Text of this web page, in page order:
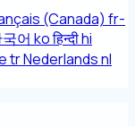
(Canada) fr-
어 koहिन्दीhi
trNederlandsnl